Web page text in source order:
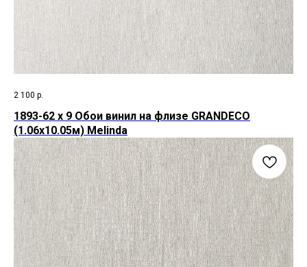
2 100 р.
1893-62 х 9 Обои винил на флизе GRANDECO
(1.06х10.05м) Melinda